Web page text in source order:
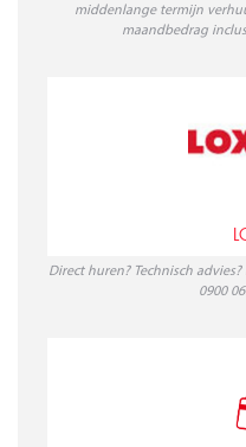
middenlange termijn
maandbedrag
Direct huren? Technisch
0900